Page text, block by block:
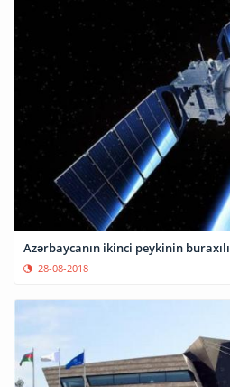
Azərbaycanın ikinci peykinin
28-08-2018